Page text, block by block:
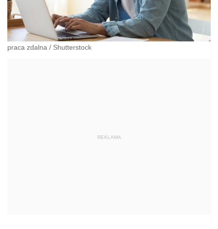
praca zdalna / Shutterstock